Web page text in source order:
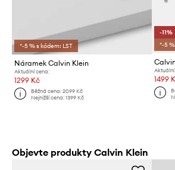
*-5 % s kódem: LST
Náramek Calvin Klein
Aktuální cena:
1299 Kč
Běžná cena:2099 Kč
Nejnižší cena:1399 Kč
-11%
*-5
1499
Objevte produkty Calvin Klein